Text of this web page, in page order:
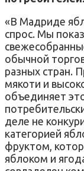
«В Мадриде
спрос. Мы
обычной
разных стран.
мякоти и
объединяет
деле не
категорией
фруктом,
яблоком и